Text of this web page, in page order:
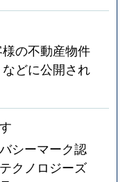
の不動産物件
どに公開され
シーマーク認
クノロジーズ